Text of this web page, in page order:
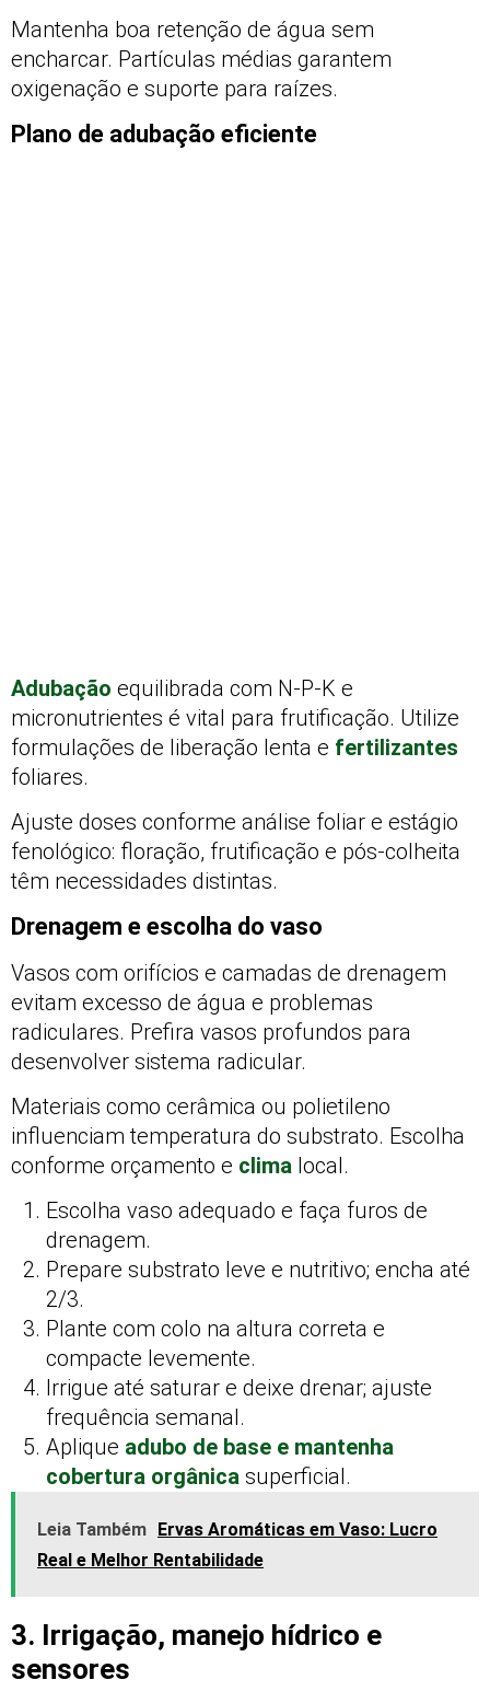
Mantenha boa retenção de água sem
encharcar. Partículas médias garantem
oxigenação e suporte para raízes.
Plano de adubação eficiente
Adubação equilibrada com N-P-K e
micronutrientes é vital para frutificação. Utilize
formulações de liberação lenta e fertilizantes
foliares.
Ajuste doses conforme análise foliar e estágio
fenológico: floração, frutificação e pós-colheita
têm necessidades distintas.
Drenagem e escolha do vaso
Vasos com orifícios e camadas de drenagem
evitam excesso de água e problemas
radiculares. Prefira vasos profundos para
desenvolver sistema radicular.
Materiais como cerâmica ou polietileno
influenciam temperatura do substrato. Escolha
conforme orçamento e clima local.
Escolha vaso adequado e faça furos de
drenagem.
Prepare substrato leve e nutritivo; encha até
2/3.
Plante com colo na altura correta e
compacte levemente.
Irrigue até saturar e deixe drenar; ajuste
frequência semanal.
Aplique adubo de base e mantenha
cobertura orgânica superficial.
Leia Também
Ervas Aromáticas em Vaso: Lucro
Real e Melhor Rentabilidade
3. Irrigação, manejo hídrico e
sensores